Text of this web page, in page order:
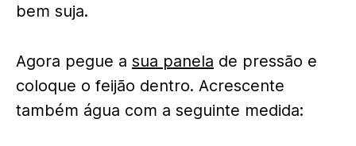
bem suja.
Agora pegue a sua panela de pressão e
coloque o feijão dentro. Acrescente
também água com a seguinte medida: